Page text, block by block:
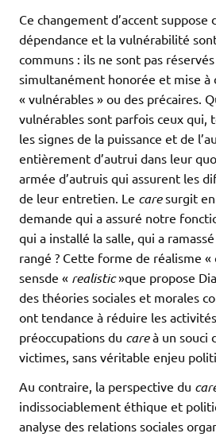
Ce changement d’accent
dépendance et la vulnérabilité
communs : ils ne sont pas
simultanément honorée et mise à
« vulnérables » ou des précaires.
vulnérables sont parfois ceux qui,
les signes de la puissance et de
entièrement d’autrui dans leur
armée d’autruis qui assurent les
de leur entretien. Le caresurgit en
demande qui a assuré notre
qui a installé la salle, qui a
rangé ? Cette forme de réalisme «
sensde « realistic»que propose
des théories sociales et morales
ont tendance à réduire les
préoccupations du careà un souci
victimes, sans véritable enjeu
Au contraire, la perspective du
indissociablement éthique et
analyse des relations sociales